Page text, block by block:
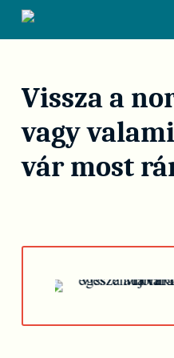
Skip
Vissza a
vagy
vár most